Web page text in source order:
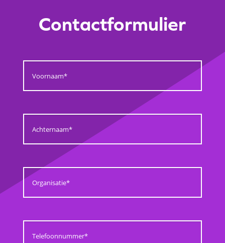
Contactformulier